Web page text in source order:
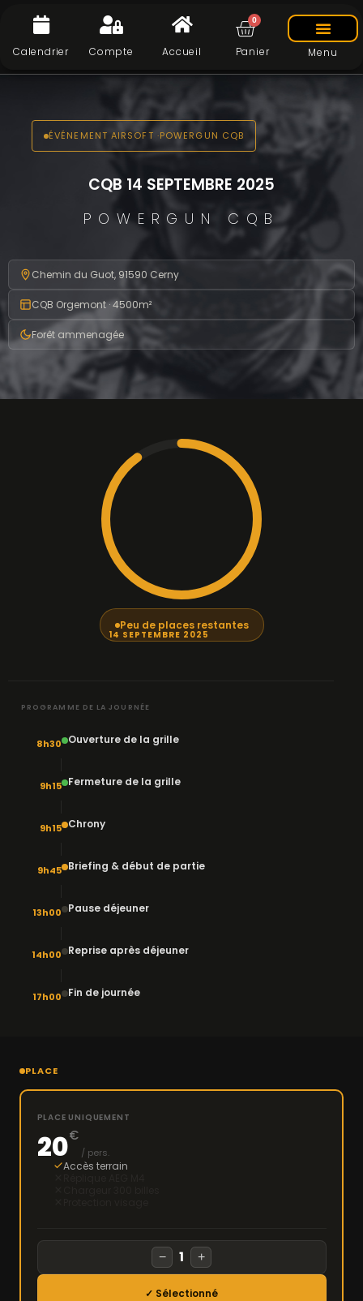
Calendrier Compte Accueil
0
Panier Menu
ÉVÉNEMENT AIRSOFT ·POWERGUN CQB
CQB 14 SEPTEMBRE 2025
POWERGUN CQB
Chemin du Guot, 91590 Cerny
CQB Orgemont · 4500m²
Forêt ammenagée
14 SEPTEMBRE 2025
Peu de places restantes
PROGRAMME DE LA JOURNÉE
8h30 Ouverture de la grille
9h15 Fermeture de la grille
9h15 Chrony
9h45 Briefing & début de partie
13h00 Pause déjeuner
14h00 Reprise après déjeuner
17h00 Fin de journée
PLACE
PLACE UNIQUEMENT
20€
/ pers.
Accès terrain
− 1 +
✓ Sélectionné